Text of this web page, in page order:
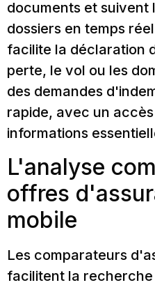
documents et
dossiers en temps
facilite la déclaration
perte, le vol ou les
des demandes
rapide, avec un
informations
L'analyse
offres
mobile
Les comparateurs
facilitent la